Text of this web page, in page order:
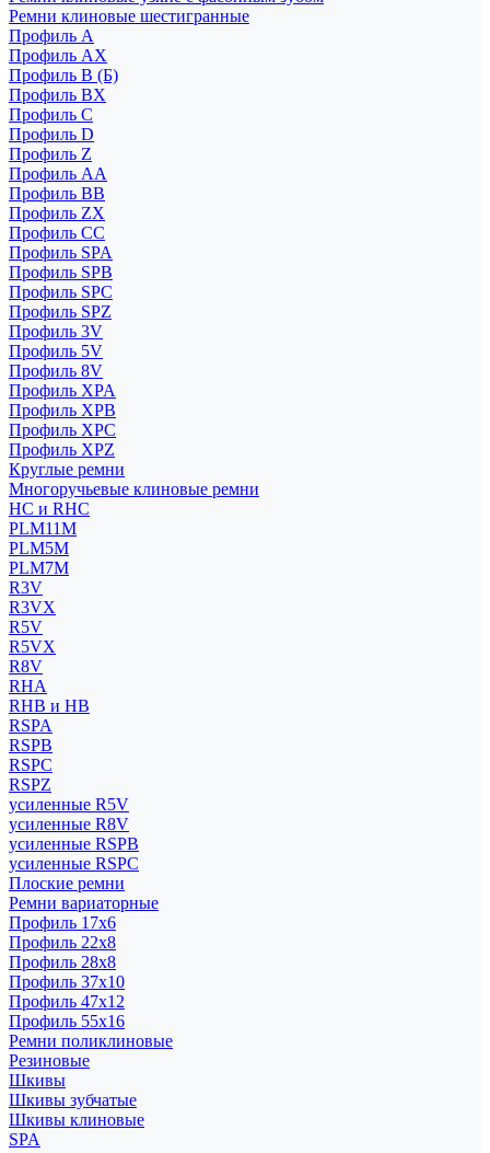
Ремни клиновые шестигранные
Профиль A
Профиль AX
Профиль B (Б)
Профиль BX
Профиль C
Профиль D
Профиль Z
Профиль АА
Профиль BB
Профиль ZX
Профиль CC
Профиль SPA
Профиль SPB
Профиль SPC
Профиль SPZ
Профиль 3V
Профиль 5V
Профиль 8V
Профиль XPA
Профиль XPB
Профиль XPC
Профиль XPZ
Круглые ремни
Многоручьевые клиновые ремни
HC и RHC
PLM11M
PLM5M
PLM7M
R3V
R3VX
R5V
R5VX
R8V
RHA
RHB и HB
RSPA
RSPB
RSPC
RSPZ
усиленные R5V
усиленные R8V
усиленные RSPB
усиленные RSPC
Плоские ремни
Ремни вариаторные
Профиль 17x6
Профиль 22x8
Профиль 28x8
Профиль 37x10
Профиль 47x12
Профиль 55x16
Ремни поликлиновые
Резиновые
Шкивы
Шкивы зубчатые
Шкивы клиновые
SPA